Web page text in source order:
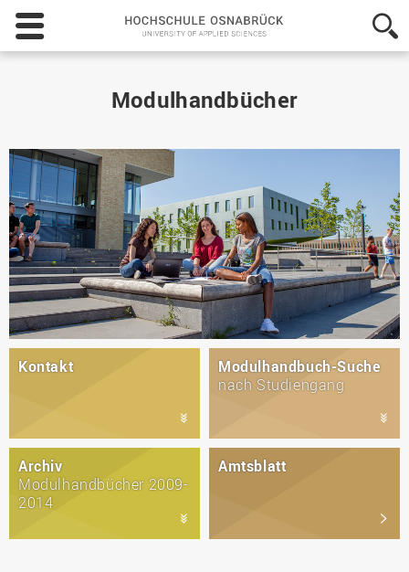
Hochschule
Osnabrück
-
Modulhandbücher
Kontakt
Modulhandbuch-Suche
nach Studiengang
Archiv
Modulhandbücher 2009-
2014
Amtsblatt